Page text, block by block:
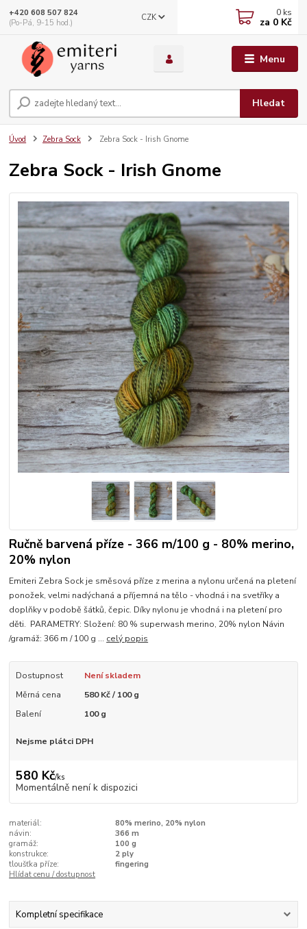
Menu
CZK
Hledat
+420 608 507 824
(Po-Pá, 9-15 hod.)
0 ks
za 0 Kč
Úvod Zebra Sock Zebra Sock - Irish Gnome
Zebra Sock - Irish Gnome
Ručně barvená příze - 366 m/100 g - 80% merino,
20% nylon
Emiteri Zebra Sock je směsová příze z merina a nylonu určená na pletení
ponožek, velmi nadýchaná a příjemná na tělo - vhodná i na svetříky a
doplňky v podobě šátků, čepic. Díky nylonu je vhodná i na pletení pro
děti. PARAMETRY: Složení: 80 % superwash merino, 20% nylon Návin
/gramáž: 366 m / 100 g ... celý popis
Dostupnost
Není skladem
Měrná cena
580 Kč / 100 g
Balení
100 g
Nejsme plátci DPH
580 Kč/ks
Momentálně není k dispozici
materiál:
80% merino, 20% nylon
návin:
366 m
gramáž:
100 g
konstrukce:
2 ply
tloušťka příze:
fingering
Hlídat cenu / dostupnost
Kompletní specifikace